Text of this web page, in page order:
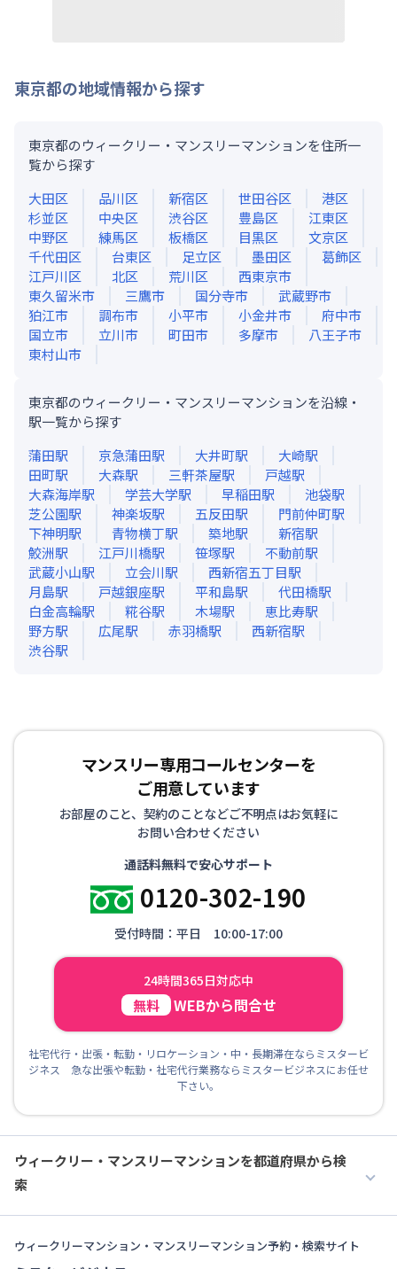
東京都の地域情報から探す
東京都のウィークリー・マンスリーマンションを住所一
覧から探す
大田区
品川区 新宿区 世田谷区
港区
杉並区
中央区 渋谷区 豊島区
江東区
中野区
練馬区 板橋区 目黒区
文京区
千代田区
台東区 足立区 墨田区
葛飾区
江戸川区
北区 荒川区
西東京市
東久留米市
三鷹市 国分寺市
武蔵野市
狛江市
調布市 小平市 小金井市
府中市
国立市
立川市 町田市 多摩市
八王子市
東村山市
東京都のウィークリー・マンスリーマンションを沿線・
駅一覧から探す
蒲田駅 京急蒲田駅 大井町駅 大崎駅
田町駅 大森駅 三軒茶屋駅 戸越駅
大森海岸駅 学芸大学駅 早稲田駅 池袋駅
芝公園駅 神楽坂駅 五反田駅 門前仲町駅
下神明駅 青物横丁駅 築地駅 新宿駅
鮫洲駅 江戸川橋駅 笹塚駅 不動前駅
武蔵小山駅 立会川駅 西新宿五丁目駅
月島駅 戸越銀座駅 平和島駅 代田橋駅
白金高輪駅 糀谷駅 木場駅 恵比寿駅
野方駅 広尾駅 赤羽橋駅 西新宿駅
渋谷駅
マンスリー専用コールセンターを
ご用意しています
お部屋のこと、契約のことなどご不明点はお気軽に
お問い合わせください
通話料無料で安心サポート
0120-302-190
受付時間：平日 10:00-17:00
24時間365日対応中
無料 WEBから問合せ
社宅代行・出張・転勤・リロケーション・中・長期滞在ならミスタービ
ジネス 急な出張や転勤・社宅代行業務ならミスタービジネスにお任せ
下さい。
ウィークリー・マンスリーマンションを都道府県から検
索
ウィークリーマンション・マンスリーマンション予約・検索サイト